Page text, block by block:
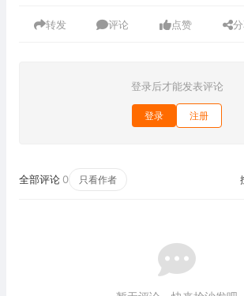
转发 评论 点赞
登录后才能发表评论
登录 注册
全部评论 0 只看作者